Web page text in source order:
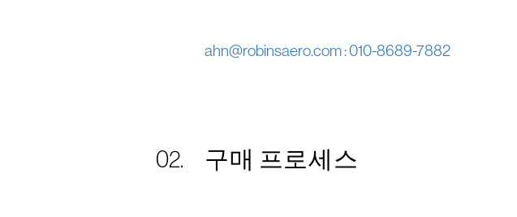
ahn@robinsaero.com : 010-8689-7882
구매 프로세스